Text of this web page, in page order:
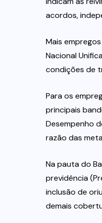
acordos,
Mais
Nacional
condições de
Para os
principais
Desempenho
razão das
Na pauta do
previdência
inclusão de
demais